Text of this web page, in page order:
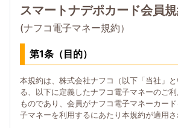
スマートナデポカード会員
(ナフコ電子マネー規約）
第1条（目的）
本規約は、株式会社ナフコ（以下「当社」
る、以下に定義したナフコ電子マネーのご
ものであり、会員がナフコ電子マネーカー
子マネーを利用するにあたり本規約が適用さ